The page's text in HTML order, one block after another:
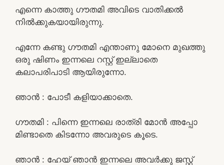
എന്നെ കാത്തു ഗൗതമി അവിടെ വാതിക്കൽ
നിൽക്കുകയായിരുന്നു.
എന്നേ കണ്ടു ഗൗതമി എന്താണു മോനെ മുഖത്തു
ഒരു ഷിണം ഇന്നലെ റസ്റ്റ്‌ ഇല്ലാതെ
കലാപരിപാടി ആയിരുന്നോ.
ഞാൻ : പോടീ കളിയാക്കാതെ.
ഗൗതമി : പിന്നെ ഇന്നലെ രാത്രി മോൻ അപ്പോ
മിണ്ടാതെ കിടന്നോ അവരുടെ കൂടെ.
ഞാൻ : ഹേയ് ഞാൻ ഇന്നലെ അവർക്കു ജസ്റ്റ്‌